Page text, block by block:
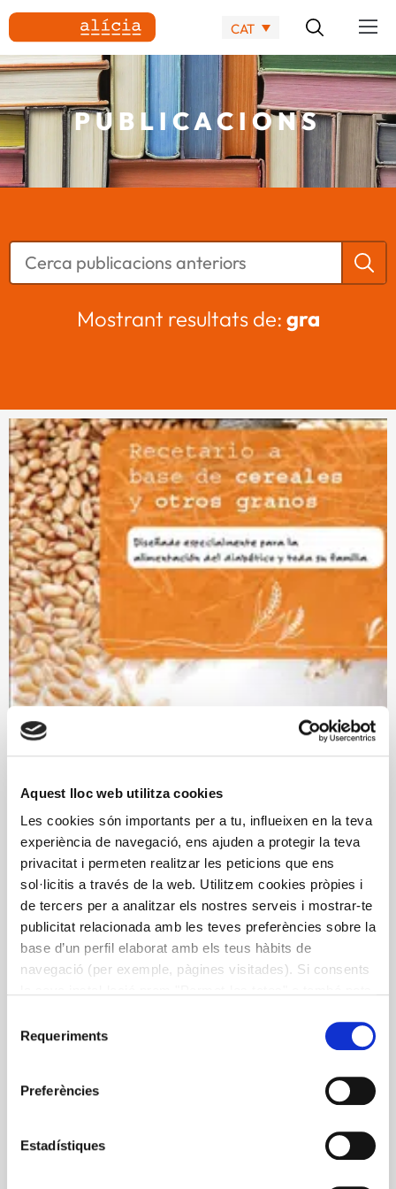
Aquest lloc web utilitza cookies
Les cookies són importants per a tu, influeixen en la teva
experiència de navegació, ens ajuden a protegir la teva
privacitat i permeten realitzar les peticions que ens
sol·licitis a través de la web. Utilitzem cookies pròpies i
de tercers per a analitzar els nostres serveis i mostrar-te
publicitat relacionada amb les teves preferències sobre la
base d’un perfil elaborat amb els teus hàbits de
navegació (per exemple, pàgines visitades). Si consents
informació a la nostra
Requeriments
Preferències
Estadístiques
CAT
PUBLICACIONS
Mostrant resultats de: gra
Recetario a base de cereales y
otros granos Diseñado
especialmente para la
alimentación del diabético y toda
su familia
El seguiment d’una alimentació equilibrada i saludable,
és una de les mesures més importants en la prevenció i
en castellà, ampliarem el coneixement dels aliments
que contenen hidrats de carboni, que són els que tenen
sang. Projecte educatiu per a metges i pacients